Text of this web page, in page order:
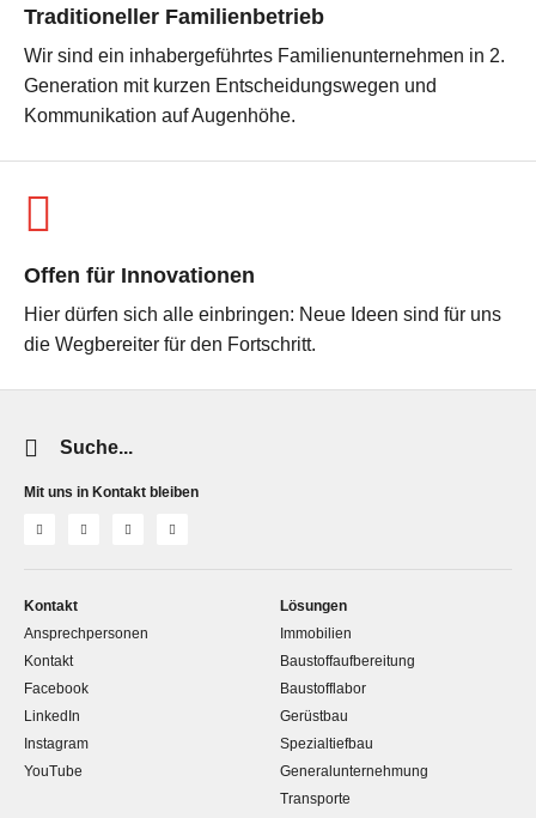
Traditioneller Familienbetrieb
Wir sind ein inhabergeführtes Familienunternehmen in 2.
Generation mit kurzen Entscheidungswegen und
Kommunikation auf Augenhöhe.
Offen für Innovationen
Hier dürfen sich alle einbringen: Neue Ideen sind für uns
die Wegbereiter für den Fortschritt.
Suchwort
Mit uns in Kontakt bleiben
Kontakt
Ansprechpersonen
Kontakt
Facebook
LinkedIn
Instagram
YouTube
Lösungen
Immobilien
Baustoffaufbereitung
Baustofflabor
Gerüstbau
Spezialtiefbau
Generalunternehmung
Transporte